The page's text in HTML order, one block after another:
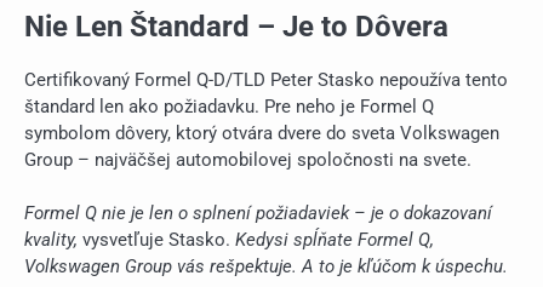
Nie Len Štandard – Je to Dôvera
Certifikovaný Formel Q-D/TLD Peter Stasko nepoužíva tento
štandard len ako požiadavku. Pre neho je Formel Q
symbolom dôvery, ktorý otvára dvere do sveta Volkswagen
Group – najväčšej automobilovej spoločnosti na svete.
Formel Q nie je len o splnení požiadaviek – je o dokazovaní
kvality, vysvetľuje Stasko. Kedysi spĺňate Formel Q,
Volkswagen Group vás rešpektuje. A to je kľúčom k úspechu.